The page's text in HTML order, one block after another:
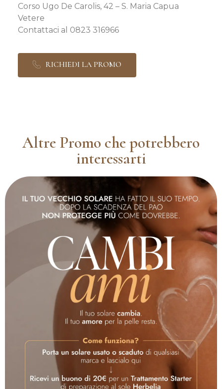
Corso Ugo De Carolis, 42 – S. Maria Capua
Vetere
Contattaci al 0823 316966
RICHIEDI LA PROMO
Altre Promo che potrebbero
interessarti